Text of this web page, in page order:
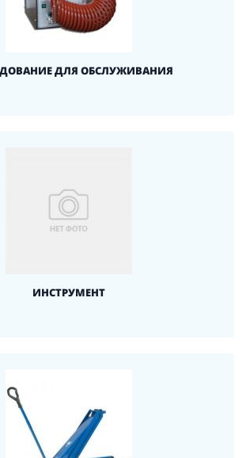
ДЛЯ ОБСЛУЖИВАНИЯ
ИНСТРУМЕНТ